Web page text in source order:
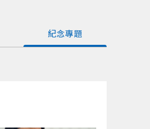
紀念專題